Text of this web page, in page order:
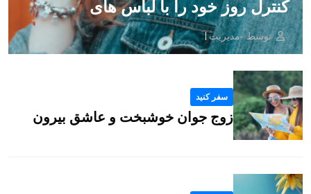
کنترل روز خود را با لباس های
توسط -مدیریت
سفر کنید
زوج جوان خوشبخت و عاشق بیرون